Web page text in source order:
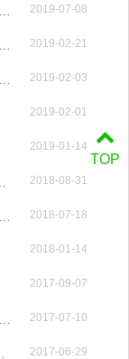
2019-07-08
2019-02-21
2019-02-03
2019-02-01
2019-01-14
2018-08-31
2018-07-18
2018-01-14
2017-09-07
2017-07-10
2017-06-29
TOP